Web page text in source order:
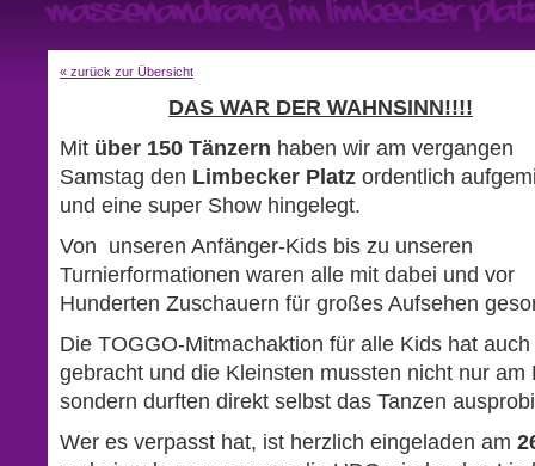
« zurück zur Übersicht
DAS WAR DER WAHNSINN!!!!
Mit über 150 Tänzern haben wir am vergangen
Samstag den Limbecker Platz ordentlich
und eine super Show hingelegt.
Von unseren Anfänger-Kids bis zu unseren
Turnierformationen waren alle mit dabei und vor
Hunderten Zuschauern für großes Aufsehen
Die TOGGO-Mitmachaktion für alle Kids hat
gebracht und die Kleinsten mussten nicht nur am
sondern durften direkt selbst das Tanzen
Wer es verpasst hat, ist herzlich eingeladen am